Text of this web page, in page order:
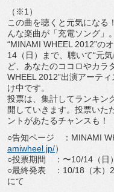
（※1）
この曲を聴くと元気になる
んな楽曲が「充電ソング」。
“MINAMI WHEEL 2012”の
14（日）まで、聴いて“元
ど、あなたのココロやカラ
WHEEL 2012”出演アーテ
け中です。
投票は、集計してランキン
開していきます。投票いた
ントがあたるチャンスも！
○告知ページ ：MINAMI
amiwheel.jp/）
○投票期間 ：〜10/14（日
○最終発表 ：10/18（木）
にて